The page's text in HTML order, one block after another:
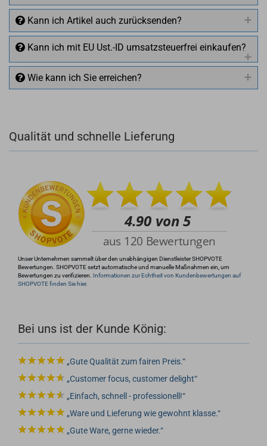
Kann ich Artikel auch zurücksenden?
Kann ich mit EU Ust.-ID umsatzsteuerfrei einkaufen?
Wie kann ich Sie erreichen?
+49 (0)4281 50 79 78 2
info@rocketronics.de
Qualität und schnelle Lieferung
Unser Unternehmen sammelt über den unabhängigen Dienstleister SHOPVOTE
Bewertungen. SHOPVOTE setzt automatische und manuelle Maßnahmen ein, um
Bewertungen zu verifizieren. Informationen zur Echtheit von Kundenbewertungen auf
SHOPVOTE finden Sie hier.
Bei uns ist der Kunde König:
Gute Qualität zum fairen Preis.
Customer focus, customer delight
Einfach, schnell - professionell!
Ware und Lieferung wie gewohnt klasse.
Gute Ware, gerne wieder.